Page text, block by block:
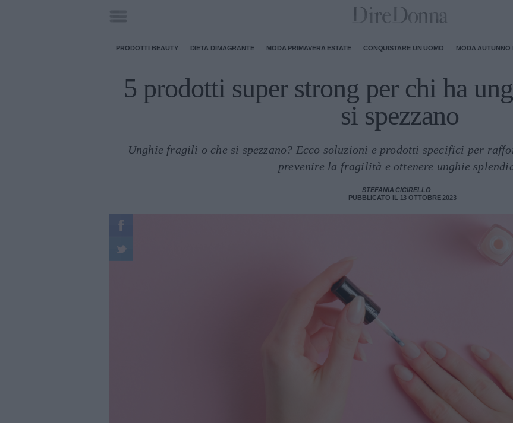
PRODOTTI BEAUTY DIETA DIMAGRANTE MODA PRIMAVERA ESTATE CONQUISTARE UN UOMO MODA AUTUNNO
5 prodotti super strong per chi ha
si spezzano
Unghie fragili o che si spezzano? Ecco soluzioni e prodotti specifici per
prevenire la fragilità e ottenere unghie
STEFANIA CICIRELLO
PUBBLICATO IL 13 OTTOBRE 2023